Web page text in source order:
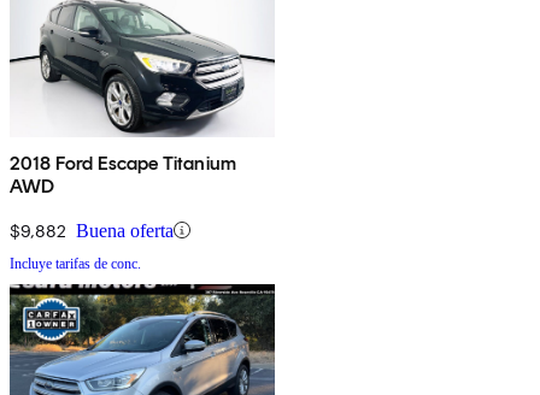
2018 Ford Escape Titanium
AWD
$9,882 Buena oferta
Incluye tarifas de conc.